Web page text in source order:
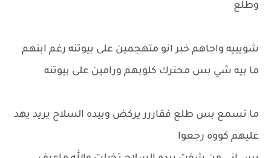
وطلع
شويييه واجاهم خبر انو متهجمين على بيوتنه رغم ابنهم
ما بيه شي بس محترك كلوبهم ورامين على بيوتنه
ما نسمع بس طلع فقاررر يركض وبيده السلاح يريد يهد
عليهم كووه رجعوا